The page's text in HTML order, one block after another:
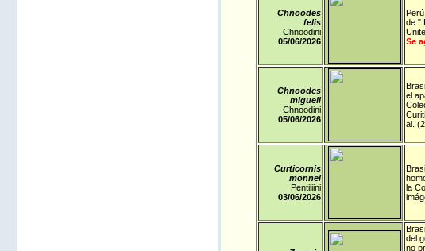
Chnoodes
felis
Chnoodini
05/06/2026
Perú
de "
Se
Chnoodes
migueli
Chnoodini
05/06/2026
el
al.
Curticornis
monnei
Pentiliini
03/06/2026
la
del
no